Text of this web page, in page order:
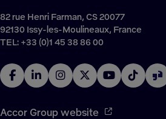
82 rue Henri Farman, CS 20077
92130 Issy-les-Moulineaux, France
TEL: +33 (0)1 45 38 86 00
Accor Group website